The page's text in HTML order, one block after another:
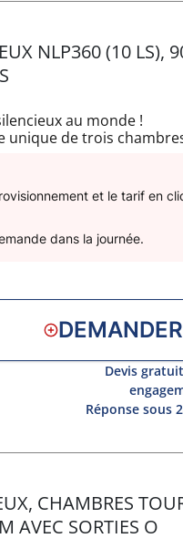
NLP360 (10 LS),
au monde !
unique de trois
de tuyaux
les plus restreints.
et le tarif en
dans la journée.
Devis
Réponse sous
CHAMBRES
AVEC SORTIES O